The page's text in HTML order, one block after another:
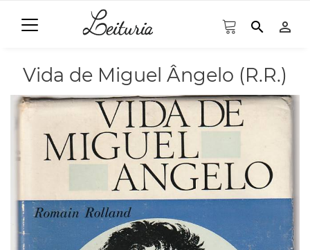
search person_outline
Vida de Miguel Ângelo (R.R.)